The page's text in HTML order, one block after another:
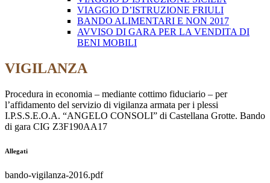
VIAGGIO D’ISTRUZIONE FRIULI
BANDO ALIMENTARI E NON 2017
AVVISO DI GARA PER LA VENDITA DI
BENI MOBILI
VIGILANZA
Procedura in economia – mediante cottimo fiduciario – per
l’affidamento del servizio di vigilanza armata per i plessi
I.P.S.S.E.O.A. “ANGELO CONSOLI” di Castellana Grotte. Bando
di gara CIG Z3F190AA17
Allegati
bando-vigilanza-2016.pdf